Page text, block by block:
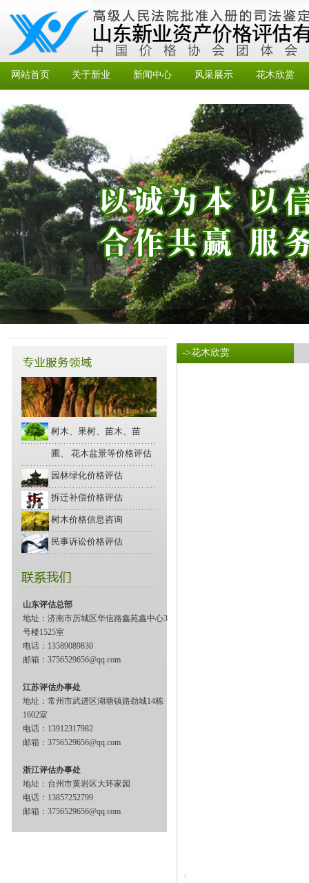
网站首页 关于新业 新闻中心 风采展示 花木欣赏
树木、果树、苗木、苗
圃、 花木盆景等价格评估
园林绿化价格评估
拆迁补偿价格评估
树木价格信息咨询
民事诉讼价格评估
山东评估总部
地址：济南市历城区华信路鑫苑鑫中心3
号楼1525室
电话：13589089830
邮箱：3756529656@qq.com
江苏评估办事处
地址：常州市武进区湖塘镇路劲城14栋
1602室
电话：13912317982
邮箱：3756529656@qq.com
浙江评估办事处
地址：台州市黄岩区大环家园
电话：13857252799
邮箱：3756529656@qq.com
->花木欣赏